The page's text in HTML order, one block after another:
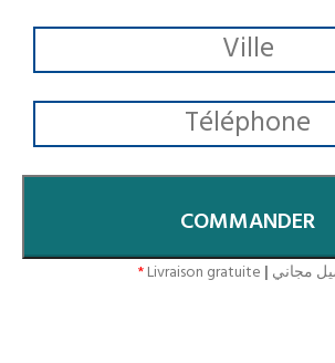
COMMANDER
*Livraison gratuite | مجاني